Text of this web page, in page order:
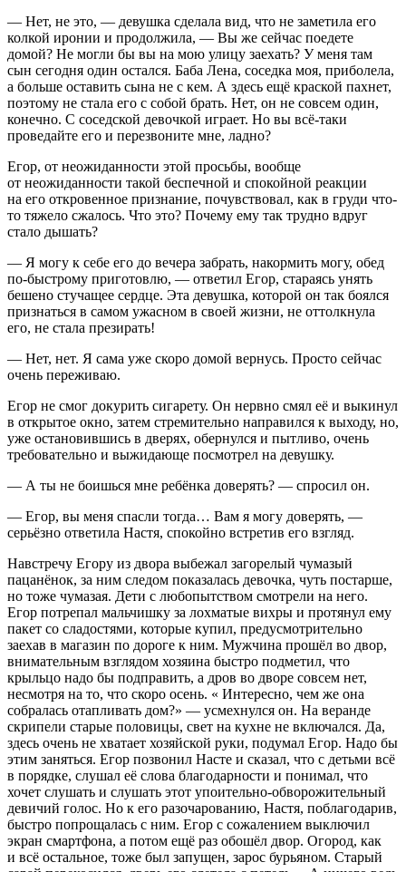
— Нет, не это, — девушка сделала вид, что не заметила его
колкой иронии и продолжила, — Вы же сейчас поедете
домой? Не могли бы вы на мою улицу заехать? У меня там
сын сегодня один остался. Баба Лена, соседка моя, приболела,
а больше оставить сына не с кем. А здесь ещё краской пахнет,
поэтому не стала его с собой брать. Нет, он не совсем один,
конечно. С соседской девочкой играет. Но вы всё-таки
проведайте его и перезвоните мне, ладно?
Егор, от неожиданности этой просьбы, вообще
от неожиданности такой беспечной и спокойной реакции
на его откровенное признание, почувствовал, как в груди что-
то тяжело сжалось. Что это? Почему ему так трудно вдруг
стало дышать?
— Я могу к себе его до вечера забрать, накормить могу, обед
по-быстрому приготовлю, — ответил Егор, стараясь унять
бешено стучащее сердце. Эта девушка, которой он так боялся
признаться в самом ужасном в своей жизни, не оттолкнула
его, не стала презирать!
— Нет, нет. Я сама уже скоро домой вернусь. Просто сейчас
очень переживаю.
Егор не смог докурить сигарету. Он нервно смял её и выкинул
в открытое окно, затем стремительно направился к выходу, но,
уже остановившись в дверях, обернулся и пытливо, очень
требовательно и выжидающе посмотрел на девушку.
— А ты не боишься мне ребёнка доверять? — спросил он.
— Егор, вы меня спасли тогда… Вам я могу доверять, —
серьёзно ответила Настя, спокойно встретив его взгляд.
Навстречу Егору из двора выбежал загорелый чумазый
пацанёнок, за ним следом показалась девочка, чуть постарше,
но тоже чумазая. Дети с любопытством смотрели на него.
Егор потрепал мальчишку за лохматые вихры и протянул ему
пакет со сладостями, которые купил, предусмотрительно
заехав в магазин по дороге к ним. Мужчина прошёл во двор,
внимательным взглядом хозяина быстро подметил, что
крыльцо надо бы подправить, а дров во дворе совсем нет,
несмотря на то, что скоро осень. « Интересно, чем же она
собралась отапливать дом?» — усмехнулся он. На веранде
скрипели старые половицы, свет на кухне не включался. Да,
здесь очень не хватает хозяйской руки, подумал Егор. Надо бы
этим заняться. Егор позвонил Насте и сказал, что с детьми всё
в порядке, слушал её слова благодарности и понимал, что
хочет слушать и слушать этот упоительно-обворожительный
девичий голос. Но к его разочарованию, Настя, поблагодарив,
быстро попрощалась с ним. Егор с сожалением выключил
экран смартфона, а потом ещё раз обошёл двор. Огород, как
и всё остальное, тоже был запущен, зарос бурьяном. Старый